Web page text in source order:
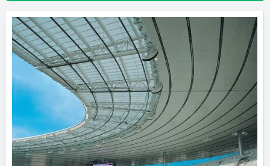
Produktdaten
Ausschreibungstexte
CAD-Details
Architekturobjekte